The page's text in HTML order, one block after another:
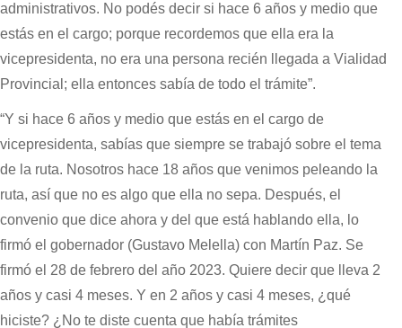
administrativos. No podés decir si hace 6 años y medio que
estás en el cargo; porque recordemos que ella era la
vicepresidenta, no era una persona recién llegada a Vialidad
Provincial; ella entonces sabía de todo el trámite”.
“Y si hace 6 años y medio que estás en el cargo de
vicepresidenta, sabías que siempre se trabajó sobre el tema
de la ruta. Nosotros hace 18 años que venimos peleando la
ruta, así que no es algo que ella no sepa. Después, el
convenio que dice ahora y del que está hablando ella, lo
firmó el gobernador (Gustavo Melella) con Martín Paz. Se
firmó el 28 de febrero del año 2023. Quiere decir que lleva 2
años y casi 4 meses. Y en 2 años y casi 4 meses, ¿qué
hiciste? ¿No te diste cuenta que había trámites